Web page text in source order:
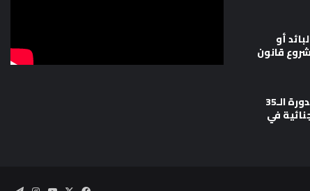
أو
قانون
وزارة العدل تشارك في أعمال الدورة الـ35
في